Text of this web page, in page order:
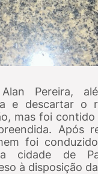
Pereira,
e descartar o
mas foi contido
Após
foi
cidade de
à disposição